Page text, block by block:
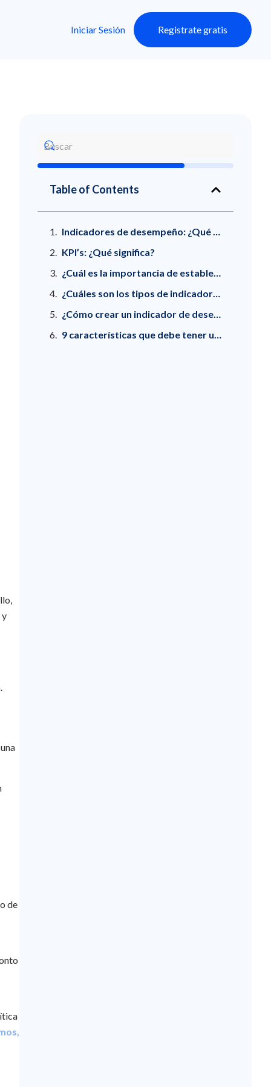
Iniciar Sesión Registrate gratis
y
de
Table of Contents
Indicadores de desempeño: ¿Qué son? Definición
KPI’s: ¿Qué significa?
¿Cuál es la importancia de establecer indicadores de desempeño?
¿Cuáles son los tipos de indicadores de desempeño? 8 principales
¿Cómo crear un indicador de desempeño?
9 características que debe tener un buen indicador